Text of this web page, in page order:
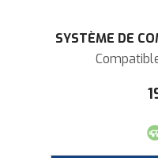
SYSTÈME DE